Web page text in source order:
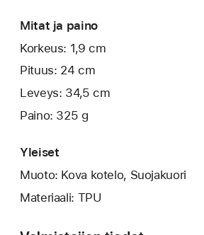
Mitat ja paino
Korkeus: 1,9 cm
Pituus: 24 cm
Leveys: 34,5 cm
Paino: 325 g
Yleiset
Muoto: Kova kotelo, Suojakuori
Materiaali: TPU